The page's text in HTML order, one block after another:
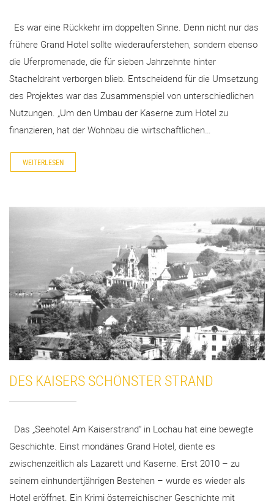
Es war eine Rückkehr im doppelten Sinne. Denn nicht nur das
frühere Grand Hotel sollte wiederauferstehen, sondern ebenso
die Uferpromenade, die für sieben Jahrzehnte hinter
Stacheldraht verborgen blieb. Entscheidend für die Umsetzung
des Projektes war das Zusammenspiel von unterschiedlichen
Nutzungen. „Um den Umbau der Kaserne zum Hotel zu
finanzieren, hat der Wohnbau die wirtschaftlichen…
WEITERLESEN
DES KAISERS SCHÖNSTER STRAND
Das „Seehotel Am Kaiserstrand“ in Lochau hat eine bewegte
Geschichte. Einst mondänes Grand Hotel, diente es
zwischenzeitlich als Lazarett und Kaserne. Erst 2010 – zu
seinem einhundertjährigen Bestehen – wurde es wieder als
Hotel eröffnet. Ein Krimi österreichischer Geschichte mit